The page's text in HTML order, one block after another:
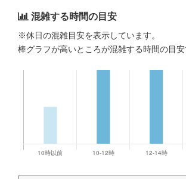
混雑する時間の目安
※休日の混雑目安を表示しています。
棒グラフが高いところが混雑する時間の目安